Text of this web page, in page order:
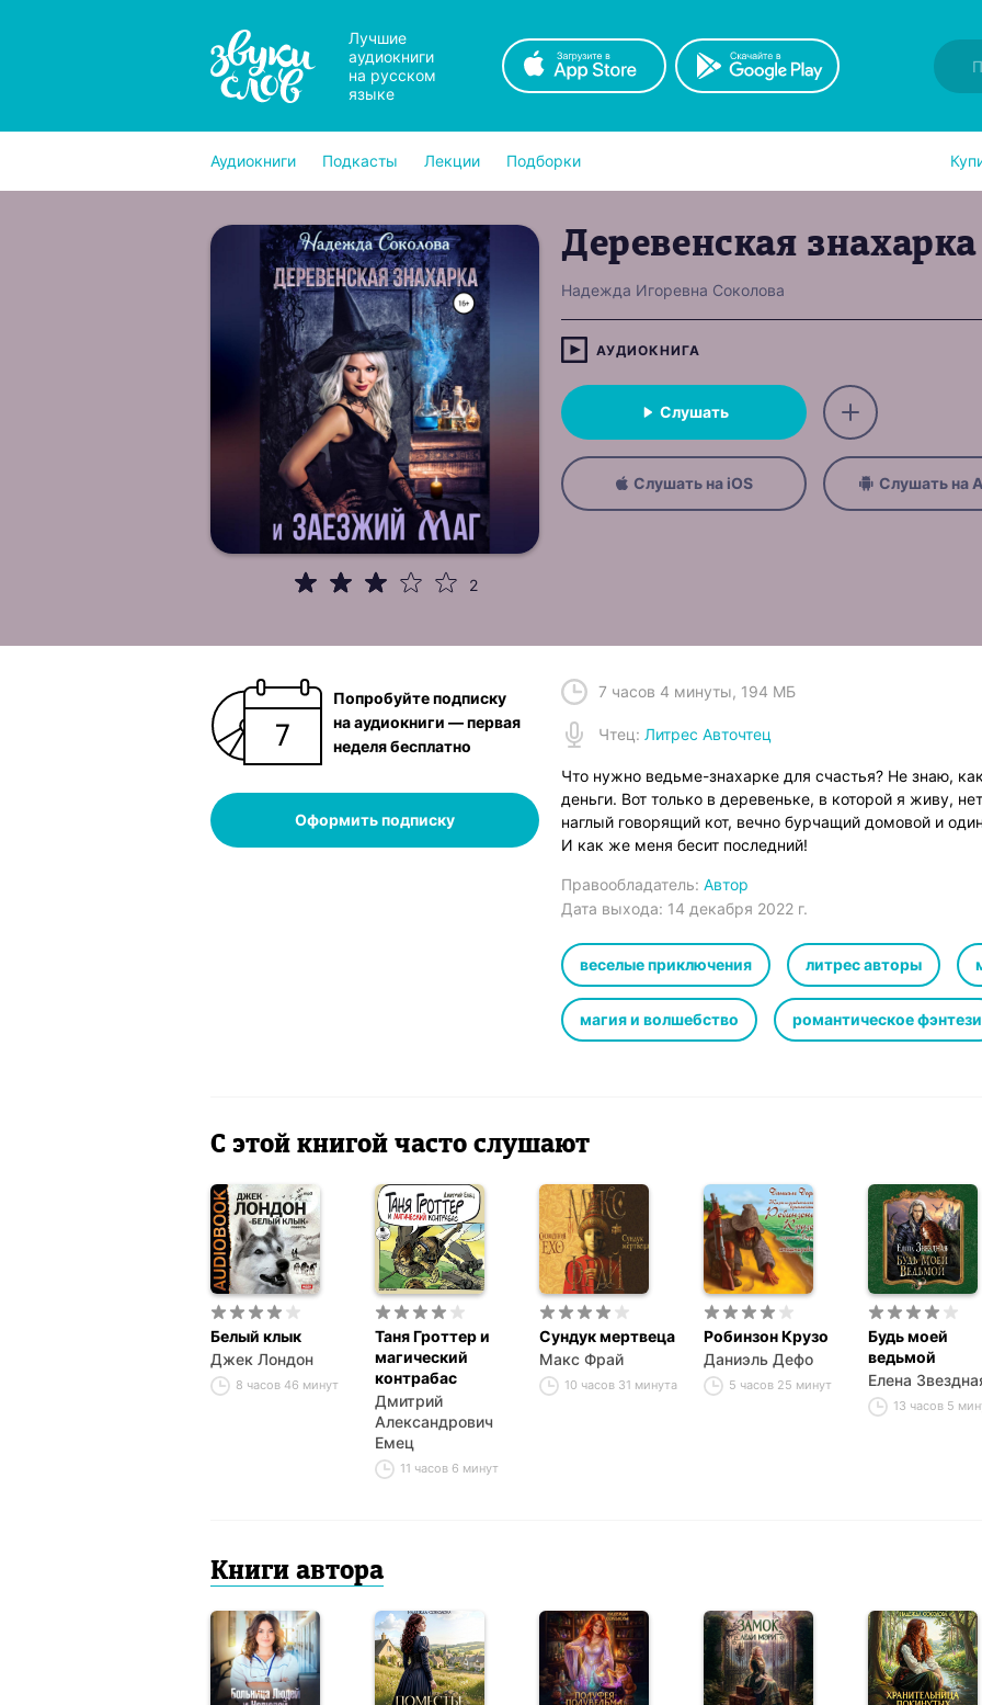
Лучшие
аудиокниги
на русском
языке
Аудиокниги Подкасты Лекции Подборки
2
Деревенская
Надежда Игоревна Соколова
АУДИОКНИГА
Слушать
Слушать на iOS Слушать на
Попробуйте подписку
на аудиокниги — первая
неделя бесплатно
Оформить подписку
7 часов 4 минуты, 194 МБ
Чтец: Литрес Авточтец
Что нужно ведьме-знахарке для счастья? Не знаю,
деньги. Вот только в деревеньке, в которой я живу,
наглый говорящий кот, вечно бурчащий домовой и
И как же меня бесит последний!
Правообладатель: Автор
Дата выхода: 14 декабря 2022 г.
веселые приключения литрес авторы
магия и волшебство романтическое фэнтези
С этой книгой часто слушают
Белый клык
Джек Лондон
8 часов 46 минут
Таня Гроттер и
магический
контрабас
Дмитрий
Александрович
Емец
11 часов 6 минут
Сундук мертвеца
Макс Фрай
10 часов 31 минута
Робинзон Крузо
Даниэль Дефо
5 часов 25 минут
Будь моей
ведьмой
Елена
13 часов 5
Книги автора